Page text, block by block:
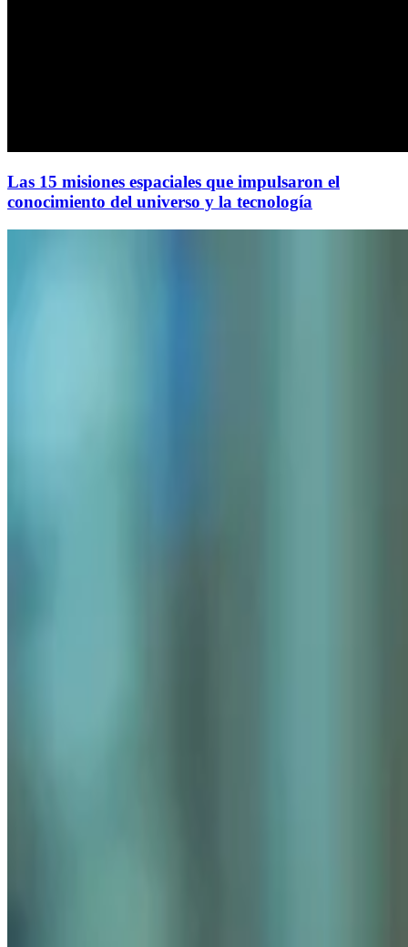
Las 15 misiones espaciales que impulsaron el
conocimiento del universo y la tecnología